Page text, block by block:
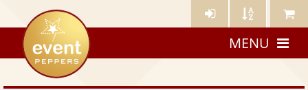
Künstler- Künstler Meine
eventpeppers
MENU